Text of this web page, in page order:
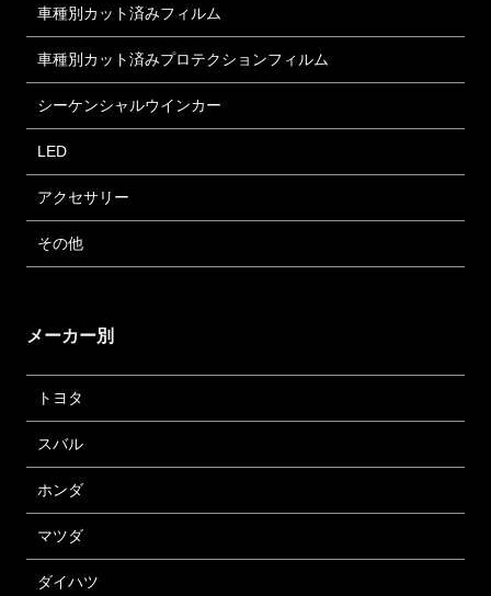
車種別カット済みフィルム
車種別カット済みプロテクションフィルム
シーケンシャルウインカー
LED
アクセサリー
その他
メーカー別
トヨタ
スバル
ホンダ
マツダ
ダイハツ